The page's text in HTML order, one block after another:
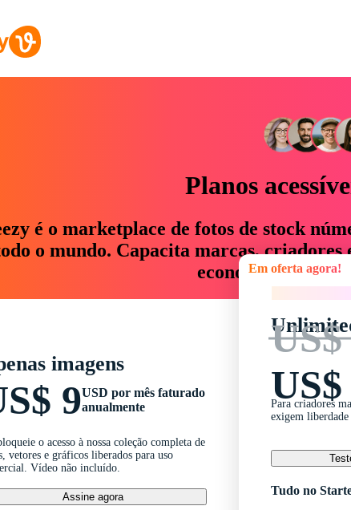
Planos
é o marketplace de fotos de stock
o mundo. Capacita marcas,
economizam até
imagens
9USD por mês faturado
anualmente
o acesso à nossa coleção completa de
vetores e gráficos liberados para uso
Vídeo não incluído.
Assine agora
Em oferta agora!
US$
Para criadores
exigem
Tudo no